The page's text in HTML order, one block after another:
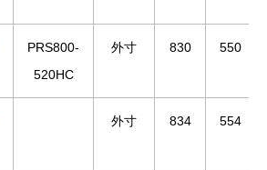
PRS800-
520HC
外寸 830 550
外寸 834 554